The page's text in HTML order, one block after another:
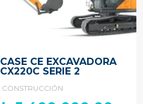
CASE CE EXCAVADORA
CX220C SERIE 2
CONSTRUCCIÓN